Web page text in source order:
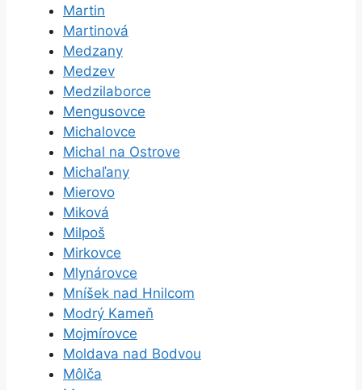
Martin
Martinová
Medzany
Medzev
Medzilaborce
Mengusovce
Michalovce
Michal na Ostrove
Michaľany
Mierovo
Miková
Milpoš
Mirkovce
Mlynárovce
Mníšek nad Hnilcom
Modrý Kameň
Mojmírovce
Moldava nad Bodvou
Môlča